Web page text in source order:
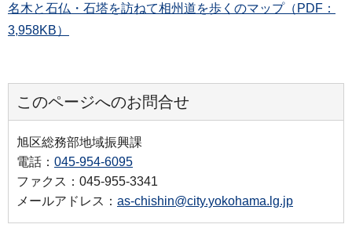
名木と石仏・石塔を訪ねて相州道を歩くのマップ（PDF：
3,958KB）
このページへのお問合せ
旭区総務部地域振興課
電話： 045-954-6095
ファクス：045-955-3341
メールアドレス： as-chishin@city.yokohama.lg.jp